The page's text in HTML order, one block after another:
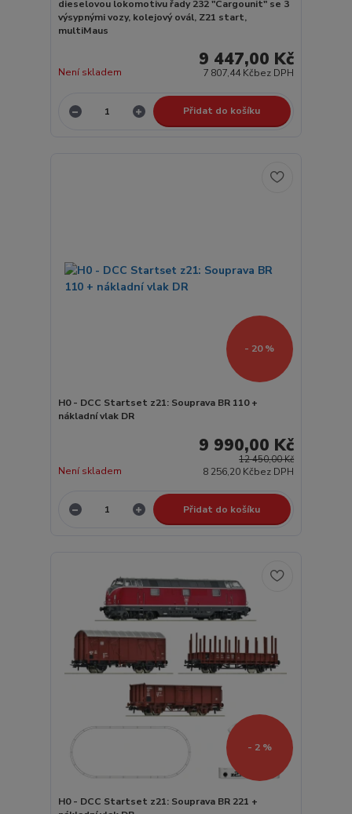
dieselovou lokomotivu řady 232 "Cargounit" se 3
výsypnými vozy, kolejový ovál, Z21 start,
multiMaus
9 447,00 Kč
7 807,44 Kčbez DPH
Není skladem
Přidat do košíku
- 20 %
H0 - DCC Startset z21: Souprava BR 110 +
nákladní vlak DR
12 450,00 Kč
9 990,00 Kč
8 256,20 Kčbez DPH
Není skladem
Přidat do košíku
- 2 %
H0 - DCC Startset z21: Souprava BR 221 +